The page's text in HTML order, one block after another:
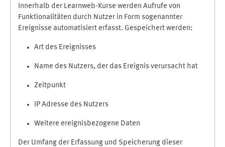
Innerhalb der Learnweb-Kurse werden Aufrufe von
Funktionalitäten durch Nutzer in Form sogenannter
Ereignisse automatisiert erfasst. Gespeichert werden:
Art des Ereignisses
Name des Nutzers, der das Ereignis verursacht hat
Zeitpunkt
IP Adresse des Nutzers
Weitere ereignisbezogene Daten
Der Umfang der Erfassung und Speicherung dieser